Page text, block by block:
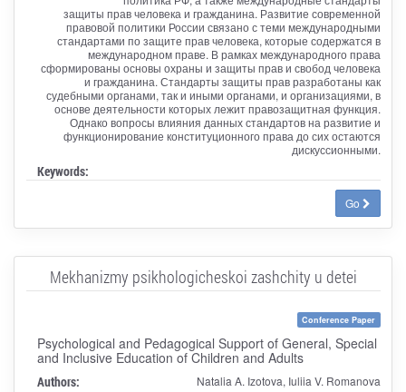
защиты прав человека и гражданина. Развитие современной
правовой политики России связано с теми международными
стандартами по защите прав человека, которые содержатся в
международном праве. В рамках международного права
сформированы основы охраны и защиты прав и свобод человека
и гражданина. Стандарты защиты прав разработаны как
судебными органами, так и иными органами, и организациями, в
основе деятельности которых лежит правозащитная функция.
Однако вопросы влияния данных стандартов на развитие и
функционирование конституционного права до сих остаются
дискуссионными.
Keywords:
Go
Mekhanizmy psikhologicheskoi zashchity u detei
Conference Paper
Psychological and Pedagogical Support of General, Special
and Inclusive Education of Children and Adults
Authors: Natalia A. Izotova, Iuliia V. Romanova